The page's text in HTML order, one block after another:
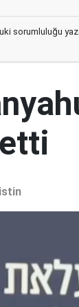
sorumluluğu